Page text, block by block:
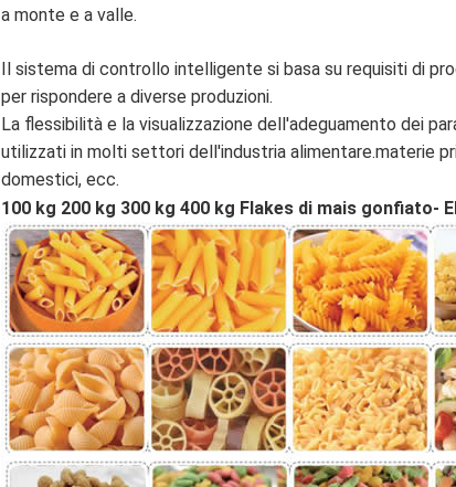
a monte e a valle.
Il sistema di controllo intelligente si basa su requisiti di
per rispondere a diverse produzioni.
La flessibilità e la visualizzazione dell'adeguamento dei
utilizzati in molti settori dell'industria alimentare.materie
domestici, ecc.
100 kg 200 kg 300 kg 400 kg Flakes di mais gonfiato-